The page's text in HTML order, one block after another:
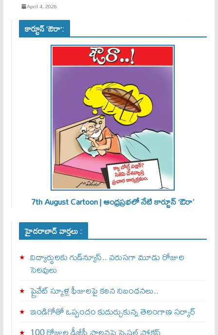
April 4, 2026
కార్టూన్ ‘ఔరా’:
7th August Cartoon | ఆంధ్రప్రభలో నేటి కార్టూన్ ‘ఔరా’
హైదరాబాద్ వార్తలు :
విద్యార్థులకు గుడ్‌న్యూస్.. వరుసగా మూడు రోజుల
సెలవులు
ప్రైవేట్ స్కూళ్ల ఫీజులపై కఠిన నిబంధనలు..
ఇండిగోతో ఒప్పందం కుదుర్చుకున్న తెలంగాణ స‌ర్కార్